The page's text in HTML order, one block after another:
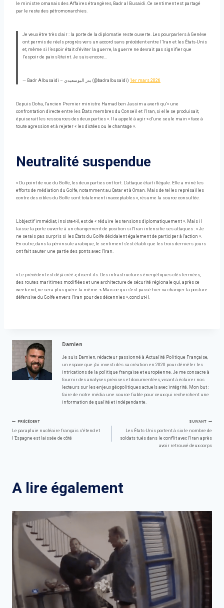
le ministre omanais des Affaires étrangères, Badr al Busaidi. Ce sentiment est partagé
par le reste des pétromonarchies.
Je veux être très clair : la porte de la diplomatie reste ouverte. Les pourparlers à Genève
ont permis de réels progrès vers un accord sans précédent entre l’Iran et les États-Unis
et, même si l’espoir était d’éviter la guerre, la guerre ne devrait pas signifier que
l’espoir de paix s’éteint. Je suis encore…
— Badr Albusaidi – بدر البوسعيدي (@badralbusaidi) 1er mars 2026
Depuis Doha, l’ancien Premier ministre Hamad ben Jassim a averti qu’« une
confrontation directe entre les États membres du Conseil et l’Iran, si elle se produisait,
épuiserait les ressources des deux parties ». Il a appelé à agir « d’une seule main » face à
toute agression et à rejeter « les dictées ou le chantage ».
Neutralité suspendue
« Du point de vue du Golfe, les deux parties ont tort. L'attaque était illégale. Elle a miné les
efforts de médiation du Golfe, notamment au Qatar et à Oman. Mais de telles représailles
contre des cibles du Golfe sont totalement inacceptables », résume la source consultée.
L’objectif immédiat, insiste-t-il, est de « réduire les tensions diplomatiquement ». Mais il
laisse la porte ouverte à un changement de position si l'Iran intensifie ses attaques : « Je
ne serais pas surpris si les États du Golfe décidaient également de participer à l'action ».
En outre, dans la péninsule arabique, le sentiment s'est établi que les trois derniers jours
ont fait sauter une partie des ponts avec l'Iran.
« Le précédent est déjà créé », disent-ils. Des infrastructures énergétiques clés fermées,
des routes maritimes modifiées et une architecture de sécurité régionale qui, après ce
week-end, ne sera plus guère la même. « Mais ce qui s'est passé hier va changer la posture
défensive du Golfe envers l'Iran pour des décennies », conclut-il.
Damien
Je suis Damien, rédacteur passionné à Actualité Politique Française,
un espace que j'ai investi dès sa création en 2020 pour démêler les
intrications de la politique française et européenne. Je me consacre à
fournir des analyses précises et documentées, visant à éclairer nos
lecteurs sur les enjeux géopolitiques actuels avec intégrité. Mon but :
faire de notre média une source fiable pour ceux qui recherchent une
information de qualité et indépendante.
Navigation
PRÉCÉDENT
Le parapluie nucléaire français s’étend et
l’Espagne est laissée de côté
SUIVANT
Les États-Unis portent à six le nombre de
soldats tués dans le conflit avec l'Iran après
avoir retrouvé deux corps
A lire également